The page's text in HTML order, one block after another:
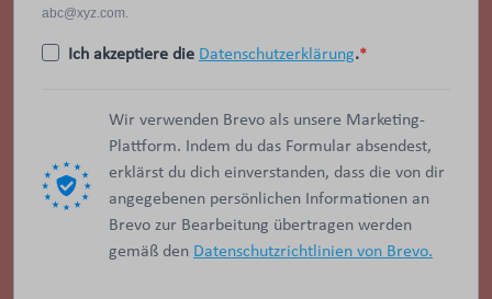
abc@xyz.com.
Ich akzeptiere die Datenschutzerklärung.
Wir verwenden Brevo als unsere Marketing-
Plattform. Indem du das Formular absendest,
erklärst du dich einverstanden, dass die von dir
angegebenen persönlichen Informationen an
Brevo zur Bearbeitung übertragen werden
gemäß den Datenschutzrichtlinien von Brevo.